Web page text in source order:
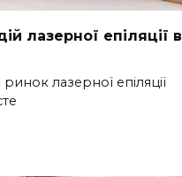
лазерної епіляції в
лазерної епіляції